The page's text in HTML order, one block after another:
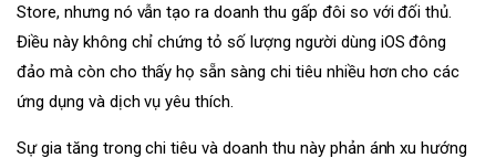
Store, nhưng nó vẫn tạo ra doanh thu gấp đôi so với đối thủ.
Điều này không chỉ chứng tỏ số lượng người dùng iOS đông
đảo mà còn cho thấy họ sẵn sàng chi tiêu nhiều hơn cho các
ứng dụng và dịch vụ yêu thích.
Sự gia tăng trong chi tiêu và doanh thu này phản ánh xu hướng